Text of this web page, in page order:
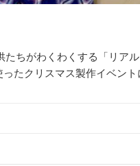
たちがわくわくする「リア
たクリスマス製作イベント